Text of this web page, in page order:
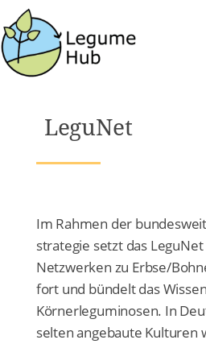
LeguNet
Im Rahmen der
strategie setzt das
Netzwerken zu Erbse/
fort und bündelt das
Körnerleguminosen. In
selten angebaute Kulturen